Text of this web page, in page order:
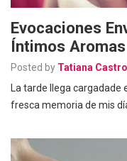
Evocaciones
Íntimos Aromas
Posted by Tatiana Castro
La tarde llega cargadade
fresca memoria de mis